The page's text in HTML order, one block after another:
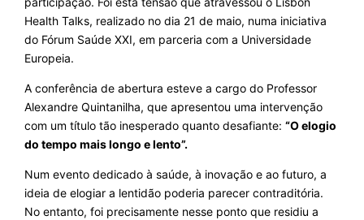
Health Talks, realizado no dia 21 de maio, numa iniciativa
do Fórum Saúde XXI, em parceria com a Universidade
Europeia.
A conferência de abertura esteve a cargo do Professor
Alexandre Quintanilha, que apresentou uma intervenção
com um título tão inesperado quanto desafiante: “O elogio
do tempo mais longo e lento”.
Num evento dedicado à saúde, à inovação e ao futuro, a
ideia de elogiar a lentidão poderia parecer contraditória.
No entanto, foi precisamente nesse ponto que residiu a